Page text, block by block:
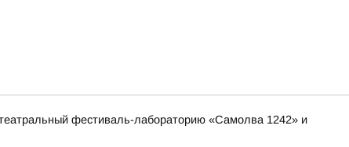
театральный фестиваль-лабораторию «Самолва 1242» и